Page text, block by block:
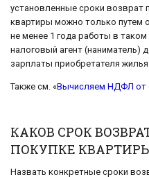
установленные сроки возврат
квартиры можно только путем
не менее 1 года работы в таком
налоговый агент (наниматель)
зарплаты приобретателя
Также см. «Вычисляем НДФЛ от
КАКОВ СРОК
ПОКУПКЕ
Назвать конкретные сроки